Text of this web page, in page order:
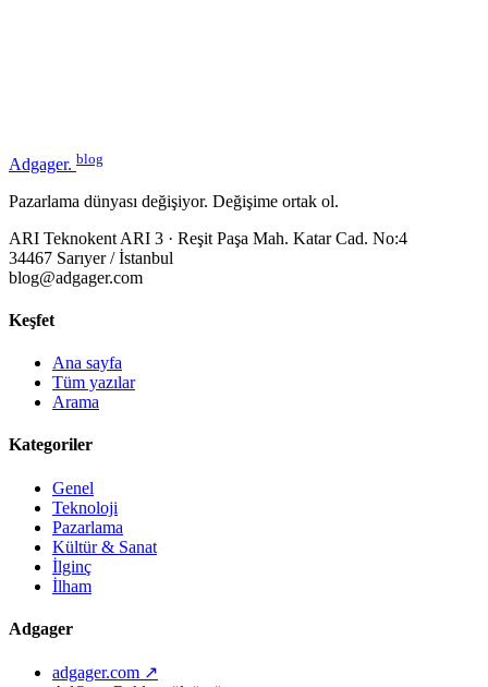
Adgager. blog
Pazarlama dünyası değişiyor. Değişime ortak ol.
ARI Teknokent ARI 3 · Reşit Paşa Mah. Katar Cad. No:4
34467 Sarıyer / İstanbul
blog@adgager.com
Keşfet
Ana sayfa
Tüm yazılar
Arama
Kategoriler
Genel
Teknoloji
Pazarlama
Kültür & Sanat
İlginç
İlham
Adgager
adgager.com ↗